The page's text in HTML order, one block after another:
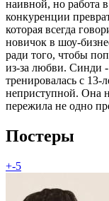
наивной, но работа
конкуренции
которая всегда
новичок в шоу-
ради того, чтобы
из-за любви. Синди
тренировалась с 13-
неприступной. Она
пережила не одно
Постеры
+-5